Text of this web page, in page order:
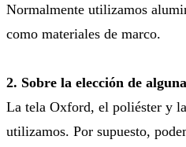
Normalmente utilizamos
como materiales de marco.
2. Sobre la elección de
La tela Oxford, el poliéster y
utilizamos. Por supuesto,